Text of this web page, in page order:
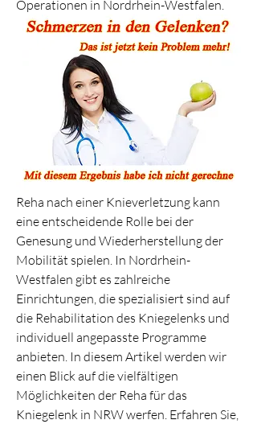
Operationen in Nordrhein-Westfalen.
Reha nach einer Knieverletzung kann
eine entscheidende Rolle bei der
Genesung und Wiederherstellung der
Mobilität spielen. In Nordrhein-
Westfalen gibt es zahlreiche
Einrichtungen, die spezialisiert sind auf
die Rehabilitation des Kniegelenks und
individuell angepasste Programme
anbieten. In diesem Artikel werden wir
einen Blick auf die vielfältigen
Möglichkeiten der Reha für das
Kniegelenk in NRW werfen. Erfahren Sie,